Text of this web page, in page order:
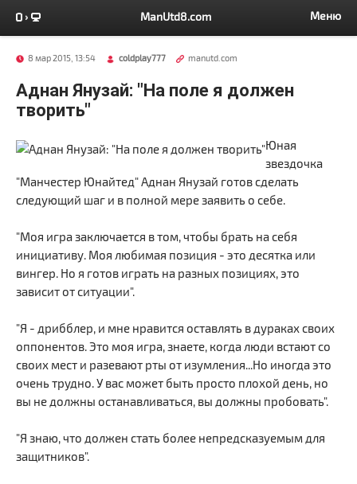
ManUtd8.com Меню
8 мар 2015, 13:54 coldplay777 manutd.com
Аднан Янузай: "На поле я должен
творить"
Юная
звездочка
"Манчестер Юнайтед" Аднан Янузай готов сделать
следующий шаг и в полной мере заявить о себе.
"Моя игра заключается в том, чтобы брать на себя
инициативу. Моя любимая позиция - это десятка или
вингер. Но я готов играть на разных позициях, это
зависит от ситуации".
"Я - дрибблер, и мне нравится оставлять в дураках своих
оппонентов. Это моя игра, знаете, когда люди встают со
своих мест и разевают рты от изумления...Но иногда это
очень трудно. У вас может быть просто плохой день, но
вы не должны останавливаться, вы должны пробовать".
"Я знаю, что должен стать более непредсказуемым для
защитников".